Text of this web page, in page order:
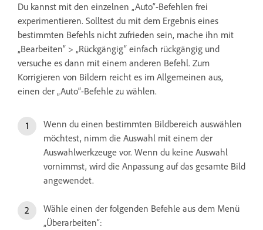
Du kannst mit den einzelnen „Auto“-Befehlen frei
experimentieren. Solltest du mit dem Ergebnis eines
bestimmten Befehls nicht zufrieden sein, mache ihn mit
„Bearbeiten“ > „Rückgängig“ einfach rückgängig und
versuche es dann mit einem anderen Befehl. Zum
Korrigieren von Bildern reicht es im Allgemeinen aus,
einen der „Auto“-Befehle zu wählen.
Wenn du einen bestimmten Bildbereich auswählen
möchtest, nimm die Auswahl mit einem der
Auswahlwerkzeuge vor. Wenn du keine Auswahl
vornimmst, wird die Anpassung auf das gesamte Bild
angewendet.
Wähle einen der folgenden Befehle aus dem Menü
„Überarbeiten“: